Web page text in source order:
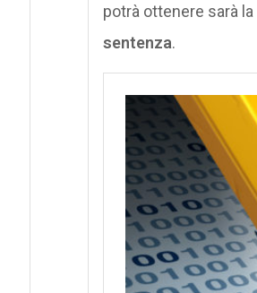
potrà ottenere sarà la
sentenza.